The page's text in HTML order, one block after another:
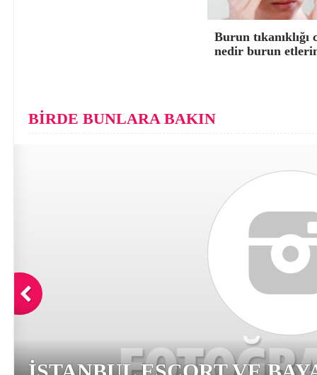
Burun tıkanıklığı
nedir burun
BİRDE BUNLARA BAKIN